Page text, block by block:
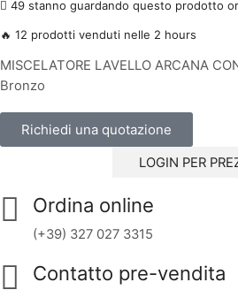
49 stanno guardando questo prodotto
🔥 12 prodotti venduti nelle 2 hours
MISCELATORE LAVELLO ARCANA
Bronzo
Richiedi una quotazione
LOGIN PER
Ordina online
(+39) 327 027 3315
Contatto pre-vendita